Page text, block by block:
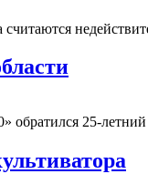
считаются
обратился 25-